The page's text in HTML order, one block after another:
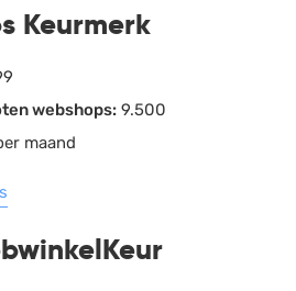
Keurmerk
webshops: 9.500
maand